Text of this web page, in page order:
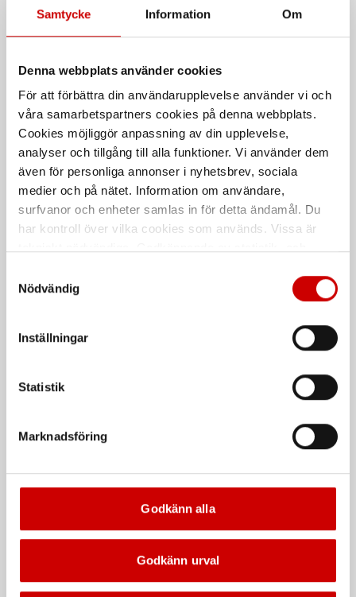
Samtycke Information Om
Denna webbplats använder cookies
För att förbättra din användarupplevelse använder vi och
våra samarbetspartners cookies på denna webbplats.
Cookies möjliggör anpassning av din upplevelse,
analyser och tillgång till alla funktioner. Vi använder dem
även för personliga annonser i nyhetsbrev, sociala
medier och på nätet. Information om användare,
surfvanor och enheter samlas in för detta ändamål. Du
har kontroll över vilka cookies som används. Vissa är
länder utanför EU med olika dataskyddsnormer. Genom
att godkänna samtycker du till sådana överföringar. Läs
Nödvändig
Inställningar
Statistik
Marknadsföring
Godkänn alla
Godkänn urval
Infästning i hålprofiler eller andra
svåråtkomliga komponenter
Rostfritt syrafast stål A4
stenskottsreparation
Snabbt och enkelt system för att
reparera stenskott i vindruta
De som köpte, köpte även
Kampanj
Våtservett för glasögon
Kampanj
Plus